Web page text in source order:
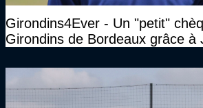
Girondins4Ever - Un "petit"
Girondins de Bordeaux grâce à